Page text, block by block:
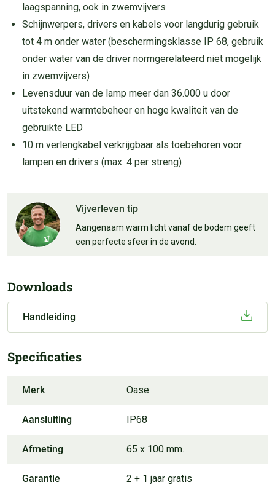
laagspanning, ook in zwemvijvers
Schijnwerpers, drivers en kabels voor langdurig gebruik
tot 4 m onder water (beschermingsklasse IP 68, gebruik
onder water van de driver normgerelateerd niet mogelijk
in zwemvijvers)
Levensduur van de lamp meer dan 36.000 u door
uitstekend warmtebeheer en hoge kwaliteit van de
gebruikte LED
10 m verlengkabel verkrijgbaar als toebehoren voor
lampen en drivers (max. 4 per streng)
Vijverleven tip
Aangenaam warm licht vanaf de bodem geeft
een perfecte sfeer in de avond.
Downloads
Handleiding
Specificaties
Merk Oase
Aansluiting IP68
Afmeting 65 x 100 mm.
Garantie 2 + 1 jaar gratis